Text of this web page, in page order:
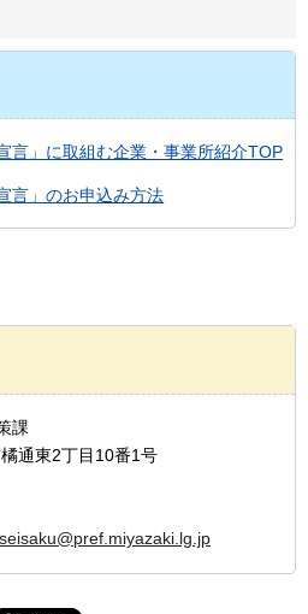
言」に取組む企業・事業所紹介TOP
言」のお申込み方法
課
通東2丁目10番1号